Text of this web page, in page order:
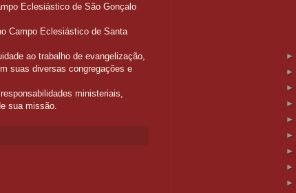
Eclesiástico de São Gonçalo
Campo Eclesiástico de Santa
ao trabalho de evangelização,
suas diversas congregações e
ministeriais,
sua missão.
►
►
►
►
►
►
►
►
►